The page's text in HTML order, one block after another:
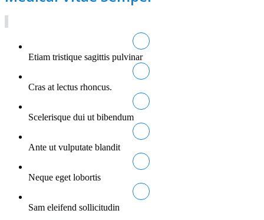
Etiam tristique sagittis pulvinar
Cras at lectus rhoncus.
Scelerisque dui ut bibendum
Ante ut vulputate blandit
Neque eget lobortis
Sam eleifend sollicitudin